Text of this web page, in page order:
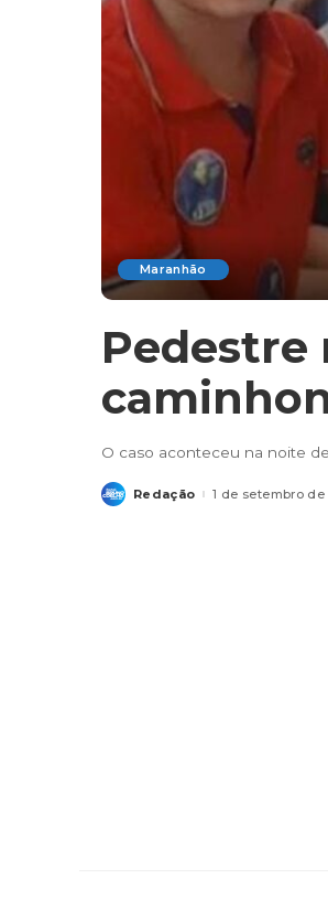
Maranhão
O caso aconteceu na noite
Posted
by
Redação 1 de setembro de